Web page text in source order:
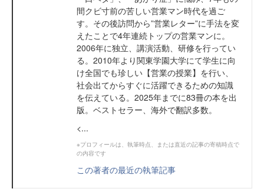
間クビ寸前の苦しい営業マン時代を過ご
す。その後訪問から”営業レター”に手法を変
えたことで4年連続トップの営業マンに。
2006年に独立、講演活動、研修を行ってい
る。2010年より関東学園大学にて学生に向
け全国でも珍しい【営業の授業】を行い、
社会出てからすぐに活躍できるための知識
を伝えている。2025年までに83冊の本を出
版。ベストセラー、海外で翻訳多数。
<...
※プロフィールは、執筆時点、または直近の記事の寄稿時点で
の内容です
この著者の最近の執筆記事